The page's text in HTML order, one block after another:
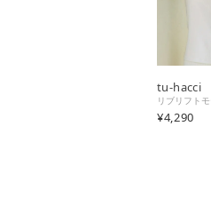
tu-hacci
¥4,290